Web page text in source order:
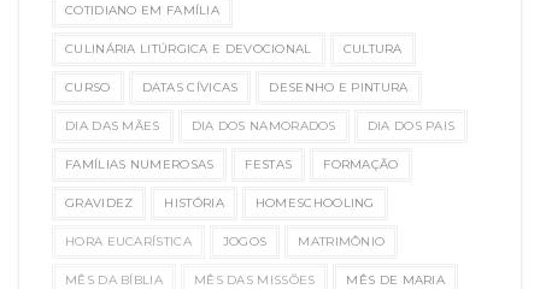
COTIDIANO EM FAMÍLIA
CULINÁRIA LITÚRGICA E DEVOCIONAL CULTURA
CURSO DATAS CÍVICAS DESENHO E PINTURA
DIA DAS MÃES DIA DOS NAMORADOS DIA DOS PAIS
FAMÍLIAS NUMEROSAS FESTAS FORMAÇÃO
GRAVIDEZ HISTÓRIA HOMESCHOOLING
HORA EUCARÍSTICA JOGOS MATRIMÔNIO
MÊS DA BÍBLIA MÊS DAS MISSÕES MÊS DE MARIA